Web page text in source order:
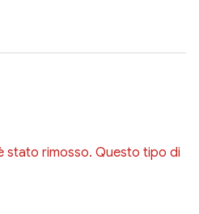
stato rimosso. Questo tipo di